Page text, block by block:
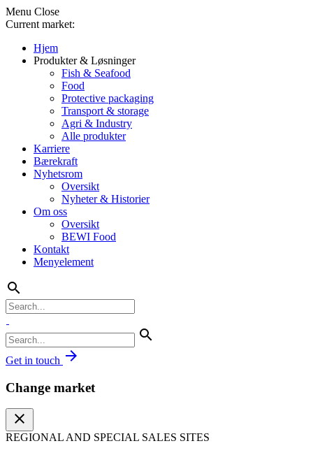
Menu Close
Current market:
Hjem
Produkter & Løsninger
Fish & Seafood
Food
Protective packaging
Transport & storage
Agri & Industry
Alle produkter
Karriere
Bærekraft
Nyhetsrom
Oversikt
Nyheter & Historier
Om oss
Oversikt
BEWI Food
Kontakt
Menyelement
search
search
Get in touch arrow_forward
Change market
close
REGIONAL AND SPECIAL SALES SITES